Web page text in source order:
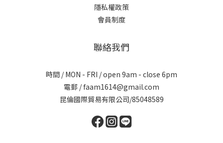
隱私權政策
會員制度
聯絡我們
時間 / MON - FRI / open 9am - close 6pm
電郵 / faam1614@gmail.com
昆倫國際貿易有限公司/85048589